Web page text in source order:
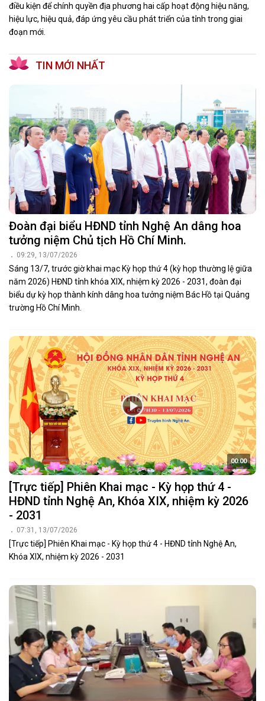
điều kiện để chính quyền địa phương hai cấp hoạt động hiệu năng,
hiệu lực, hiệu quả, đáp ứng yêu cầu phát triển của tỉnh trong giai
đoạn mới.
TIN MỚI NHẤT
Đoàn đại biểu HĐND tỉnh Nghệ An dâng hoa
tưởng niệm Chủ tịch Hồ Chí Minh.
09:29, 13/07/2026
Sáng 13/7, trước giờ khai mạc Kỳ họp thứ 4 (kỳ họp thường lệ giữa
năm 2026) HĐND tỉnh khóa XIX, nhiệm kỳ 2026 - 2031, đoàn đại
biểu dự kỳ họp thành kính dâng hoa tưởng niệm Bác Hồ tại Quảng
trường Hồ Chí Minh.
00:00
[Trực tiếp] Phiên Khai mạc - Kỳ họp thứ 4 -
HĐND tỉnh Nghệ An, Khóa XIX, nhiệm kỳ 2026
- 2031
07:31, 13/07/2026
[Trực tiếp] Phiên Khai mạc - Kỳ họp thứ 4 - HĐND tỉnh Nghệ An,
Khóa XIX, nhiệm kỳ 2026 - 2031